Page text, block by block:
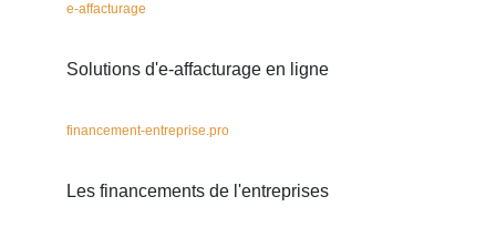
e-affacturage
Solutions d'e-affacturage en ligne
financement-entreprise.pro
Les financements de l'entreprises